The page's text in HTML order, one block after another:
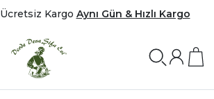
Kargo Aynı Gün & Hızlı Kargo